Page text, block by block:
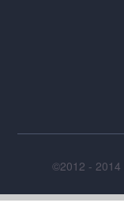
©2012 - 2014